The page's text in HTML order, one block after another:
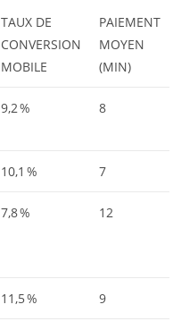
TAUX DE
CONVERSION
MOBILE
PAIEMENT
MOYEN
(MIN)
9,2 % 8
10,1 % 7
7,8 % 12
11,5 % 9